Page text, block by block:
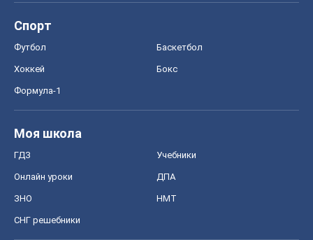
Спорт
Футбол Баскетбол
Хоккей Бокс
Формула-1
Моя школа
ГДЗ Учебники
Онлайн уроки ДПА
ЗНО НМТ
СНГ решебники